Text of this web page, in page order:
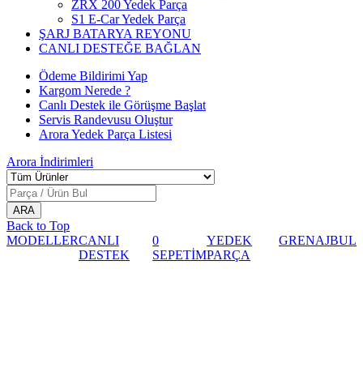
ZRX 200 Yedek Parça
S1 E-Car Yedek Parça
ŞARJ BATARYA REYONU
CANLI DESTEĞE BAĞLAN
Ödeme Bildirimi Yap
Kargom Nerede ?
Canlı Destek ile Görüşme Başlat
Servis Randevusu Oluştur
Arora Yedek Parça Listesi
Arora İndirimleri
Back to Top
MODELLERCANLI
DESTEK
0
SEPETİM
YEDEK
PARÇA
GRENAJBUL